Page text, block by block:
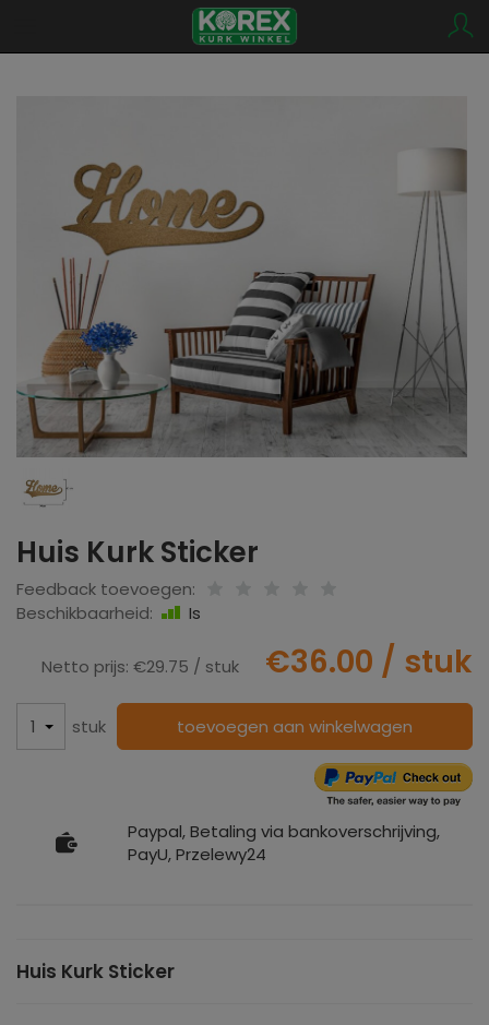
Huis Kurk Sticker
Feedback toevoegen:
Beschikbaarheid:
Is
Netto prijs: €29.75 / stuk €36.00 / stuk
stuk toevoegen aan winkelwagen
Paypal, Betaling via bankoverschrijving,
PayU, Przelewy24
Huis Kurk Sticker